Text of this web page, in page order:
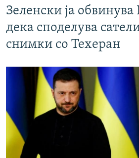
Зеленски ја обвинува
дека споделува
снимки со Техеран